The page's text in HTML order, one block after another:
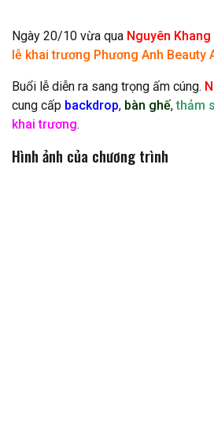
Ngày 20/10 vừa qua Nguyên Khang
lễ khai trương Phương Anh Beauty
Buổi lễ diễn ra sang trọng ấm cúng.
cung cấp backdrop, bàn ghế,thảm
khai trương.
Hình ảnh của chương trình